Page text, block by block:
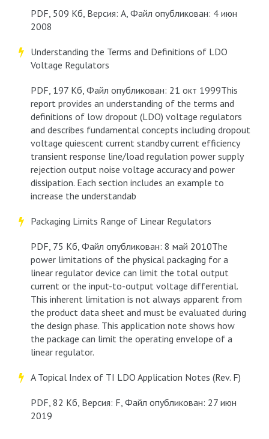
PDF, 509 Кб, Версия: A, Файл опубликован: 4 июн
2008
Understanding the Terms and Definitions of LDO
Voltage Regulators
PDF, 197 Кб, Файл опубликован: 21 окт 1999This
report provides an understanding of the terms and
definitions of low dropout (LDO) voltage regulators
and describes fundamental concepts including dropout
voltage quiescent current standby current efficiency
transient response line/load regulation power supply
rejection output noise voltage accuracy and power
dissipation. Each section includes an example to
increase the understandab
Packaging Limits Range of Linear Regulators
PDF, 75 Кб, Файл опубликован: 8 май 2010The
power limitations of the physical packaging for a
linear regulator device can limit the total output
current or the input-to-output voltage differential.
This inherent limitation is not always apparent from
the product data sheet and must be evaluated during
the design phase. This application note shows how
the package can limit the operating envelope of a
linear regulator.
A Topical Index of TI LDO Application Notes (Rev. F)
PDF, 82 Кб, Версия: F, Файл опубликован: 27 июн
2019